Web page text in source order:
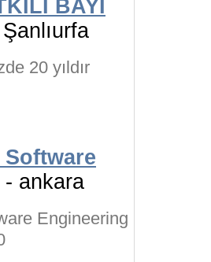
BAYİ
20 yıldır
- ankara
Engineering